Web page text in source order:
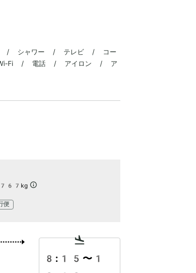
/ シャワー / テレビ / コー
Wi-Fi / 電話 / アイロン / ア
767kg
便
8:15 〜 1